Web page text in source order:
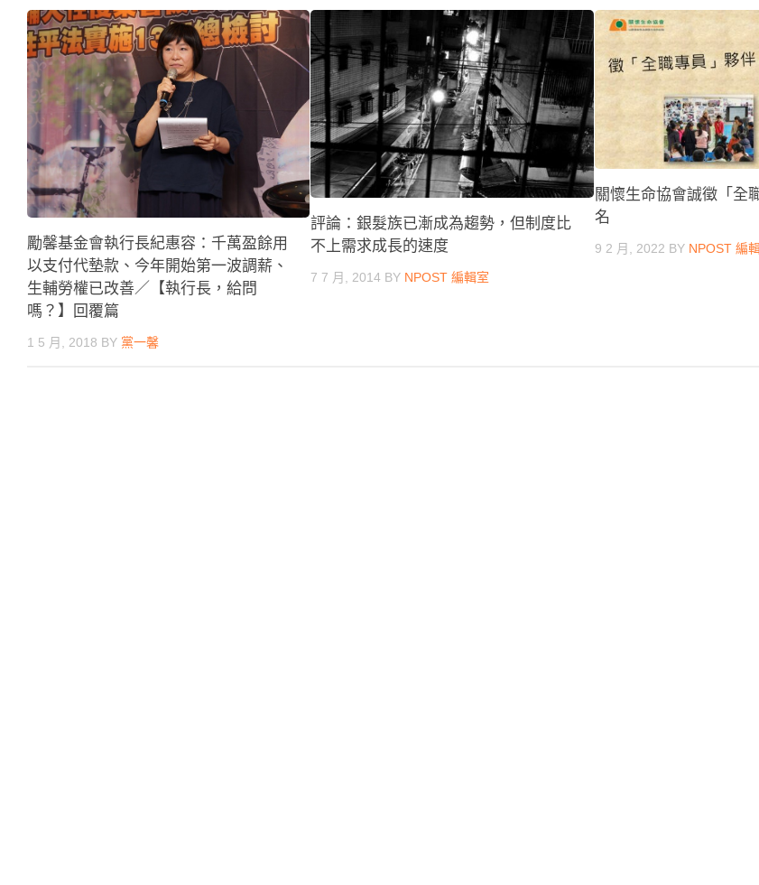
勵馨基金會執行長紀惠容：千萬盈餘用
以支付代墊款、今年開始第一波調薪、
生輔勞權已改善／【執行長，給問
嗎？】回覆篇
1 5 月, 2018 BY 黨一馨
評論：銀髮族已漸成為趨勢，但制度比
不上需求成長的速度
7 7 月, 2014 BY NPOST 編輯室
關懷生命協會誠徵「全
名
9 2 月, 2022 BY NPOST 編